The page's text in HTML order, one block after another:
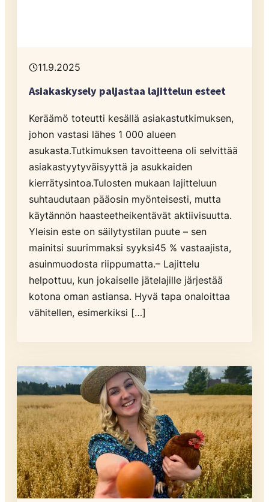
11.9.2025
Asiakaskysely paljastaa lajittelun esteet
Keräämö toteutti kesällä asiakastutkimuksen,
johon vastasi lähes 1 000 alueen
asukasta.Tutkimuksen tavoitteena oli selvittää
asiakastyytyväisyyttä ja asukkaiden
kierrätysintoa.Tulosten mukaan lajitteluun
suhtaudutaan pääosin myönteisesti, mutta
käytännön haasteetheikentävät aktiivisuutta.
Yleisin este on säilytystilan puute – sen
mainitsi suurimmaksi syyksi45 % vastaajista,
asuinmuodosta riippumatta.– Lajittelu
helpottuu, kun jokaiselle jätelajille järjestää
kotona oman astiansa. Hyvä tapa onaloittaa
vähitellen, esimerkiksi […]